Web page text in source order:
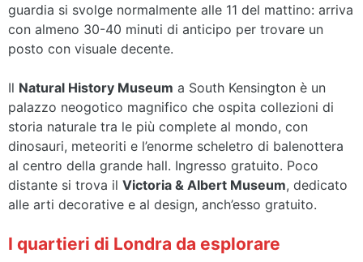
guardia si svolge normalmente alle 11 del mattino: arriva
con almeno 30-40 minuti di anticipo per trovare un
posto con visuale decente.
Il Natural History Museum a South Kensington è un
palazzo neogotico magnifico che ospita collezioni di
storia naturale tra le più complete al mondo, con
dinosauri, meteoriti e l’enorme scheletro di balenottera
al centro della grande hall. Ingresso gratuito. Poco
distante si trova il Victoria & Albert Museum, dedicato
alle arti decorative e al design, anch’esso gratuito.
I quartieri di Londra da esplorare